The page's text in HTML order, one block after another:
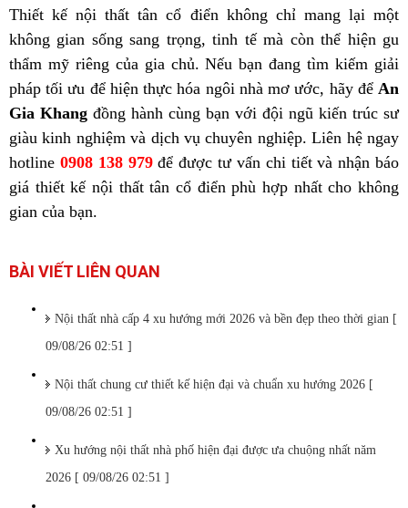
Thiết kế nội thất tân cổ điển không chỉ mang lại một
không gian sống sang trọng, tinh tế mà còn thể hiện gu
thẩm mỹ riêng của gia chủ. Nếu bạn đang tìm kiếm giải
pháp tối ưu để hiện thực hóa ngôi nhà mơ ước, hãy để An
Gia Khang đồng hành cùng bạn với đội ngũ kiến trúc sư
giàu kinh nghiệm và dịch vụ chuyên nghiệp. Liên hệ ngay
hotline 0908 138 979để được tư vấn chi tiết và nhận báo
giá thiết kế nội thất tân cổ điển phù hợp nhất cho không
gian của bạn.
BÀI VIẾT LIÊN QUAN
Nội thất nhà cấp 4 xu hướng mới 2026 và bền đẹp theo thời gian [
09/08/26 02:51 ]
Nội thất chung cư thiết kế hiện đại và chuẩn xu hướng 2026 [
09/08/26 02:51 ]
Xu hướng nội thất nhà phố hiện đại được ưa chuộng nhất năm
2026 [ 09/08/26 02:51 ]